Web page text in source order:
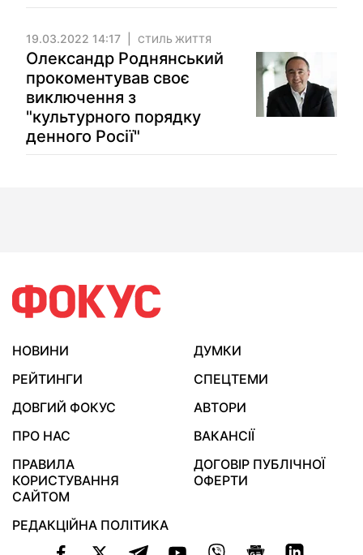
19.03.2022 14:17 СТИЛЬ ЖИТТЯ
Олександр Роднянський
прокоментував своє
виключення з
"культурного порядку
денного Росії"
НОВИНИ
ДУМКИ
РЕЙТИНГИ
СПЕЦТЕМИ
ДОВГИЙ ФОКУС
АВТОРИ
ПРО НАС
ВАКАНСІЇ
ПРАВИЛА
КОРИСТУВАННЯ
САЙТОМ
ДОГОВІР ПУБЛІЧНОЇ
ОФЕРТИ
РЕДАКЦІЙНА ПОЛІТИКА